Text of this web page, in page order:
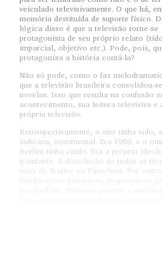
veiculado televisivamente. O que há,
memória destituída de suporte físico.
lógica disso é que a televisão torne-se
protagonista de seu próprio relato
imparcial, objetivo etc.). Pode, pois,
protagoniza a história contá-la?
Não só pode, como o faz
que a televisão brasileira consolidou-
novelas. Isso que resulta na confusão
acontecimento, sua leitura televisiva e
própria televisão.
Retrospectivamente, o ano tinha sido,
indicava, sentimental. Era 1989, e o
Berlim tinha caído. Era a própria
triunfante. A dissolução de todas as
mais de Stalins ou Pinochets. Por outro